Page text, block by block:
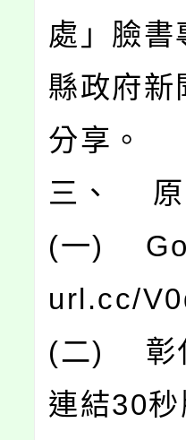
處」臉
縣政府新
分享。
三、 原
(一)
url.cc/
(二) 彰
連結30